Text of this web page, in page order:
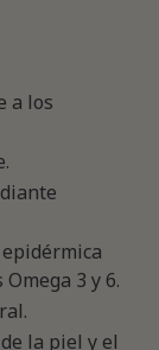
a los
3 y 6.
la piel y el